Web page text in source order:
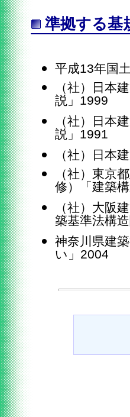
準拠する基
平成13年国
（社）日本
説」1999
（社）日本
説」1991
（社）日本
（社）東京
修）「建築
（社）大阪
築基準法構
神奈川県建
い」2004